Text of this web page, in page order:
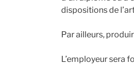
dispositions de
Par ailleurs,
L’employeur sera